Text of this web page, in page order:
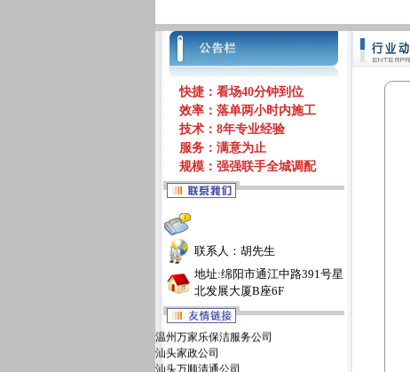
快捷：看场40分钟到位
效率：落单两小时内施工
技术：8年专业经验
服务：满意为止
规模：强强联手全城调配
联系人：胡先生
地址:绵阳市通江中路391号星
北发展大厦B座6F
温州万家乐保洁服务公司
汕头家政公司
汕头万顺清通公司